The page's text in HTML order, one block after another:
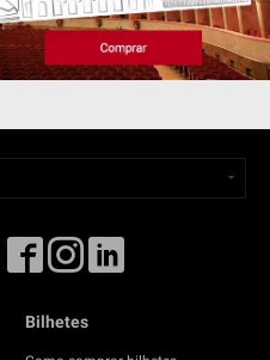
Bilhetes